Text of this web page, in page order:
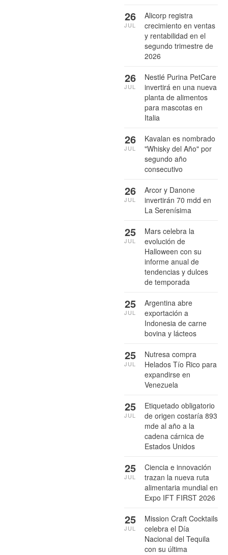
Alicorp registra
crecimiento en ventas
y rentabilidad en el
segundo trimestre de
2026
26
JUL
Nestlé Purina PetCare
invertirá en una nueva
planta de alimentos
para mascotas en
Italia
26
JUL
Kavalan es nombrado
"Whisky del Año" por
segundo año
consecutivo
26
JUL
Arcor y Danone
invertirán 70 mdd en
La Serenísima
26
JUL
Mars celebra la
evolución de
Halloween con su
informe anual de
tendencias y dulces
de temporada
25
JUL
Argentina abre
exportación a
Indonesia de carne
bovina y lácteos
25
JUL
Nutresa compra
Helados Tío Rico para
expandirse en
Venezuela
25
JUL
Etiquetado obligatorio
de origen costaría 893
mde al año a la
cadena cárnica de
Estados Unidos
25
JUL
Ciencia e innovación
trazan la nueva ruta
alimentaria mundial en
Expo IFT FIRST 2026
25
JUL
Mission Craft Cocktails
celebra el Día
Nacional del Tequila
con su última
25
JUL